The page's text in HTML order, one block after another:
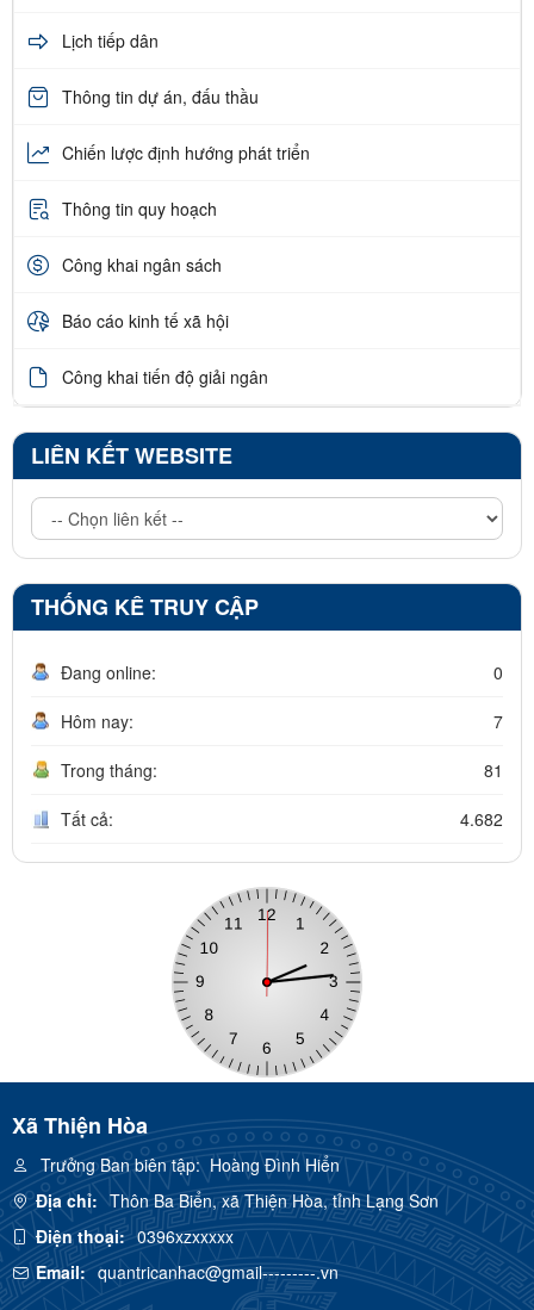
Lịch tiếp dân
Thông tin dự án, đấu thầu
Chiến lược định hướng phát triển
Thông tin quy hoạch
Công khai ngân sách
Báo cáo kinh tế xã hội
Công khai tiến độ giải ngân
LIÊN KẾT WEBSITE
THỐNG KÊ TRUY CẬP
Đang online: 0
Hôm nay: 7
Trong tháng: 81
Tất cả: 4.682
Xã Thiện Hòa
Trưởng Ban biên tập:Hoàng Đình Hiển
Địa chỉ: Thôn Ba Biển, xã Thiện Hòa, tỉnh Lạng Sơn
Điện thoại: 0396xzxxxxx
Email: quantricanhac@gmail---------.vn